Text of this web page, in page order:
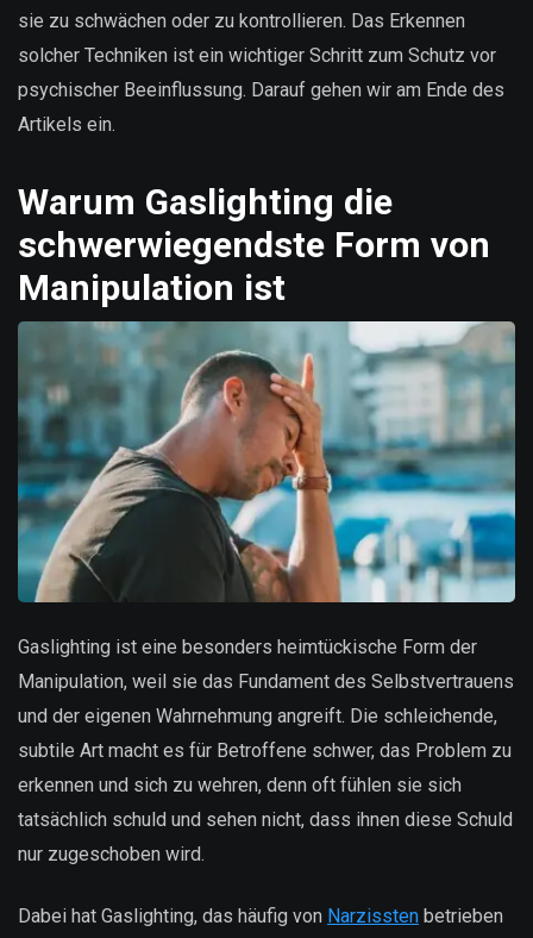
sie zu schwächen oder zu kontrollieren. Das Erkennen
solcher Techniken ist ein wichtiger Schritt zum Schutz vor
psychischer Beeinflussung. Darauf gehen wir am Ende des
Artikels ein.
Warum Gaslighting die
schwerwiegendste Form von
Manipulation ist
Gaslighting ist eine besonders heimtückische Form der
Manipulation, weil sie das Fundament des Selbstvertrauens
und der eigenen Wahrnehmung angreift. Die schleichende,
subtile Art macht es für Betroffene schwer, das Problem zu
erkennen und sich zu wehren, denn oft fühlen sie sich
tatsächlich schuld und sehen nicht, dass ihnen diese Schuld
nur zugeschoben wird.
Dabei hat Gaslighting, das häufig von Narzissten betrieben